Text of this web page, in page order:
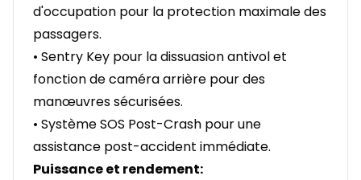
d'occupation pour la protection maximale des
passagers.
• Sentry Key pour la dissuasion antivol et
fonction de caméra arrière pour des
manœuvres sécurisées.
• Système SOS Post-Crash pour une
assistance post-accident immédiate.
Puissance et rendement: